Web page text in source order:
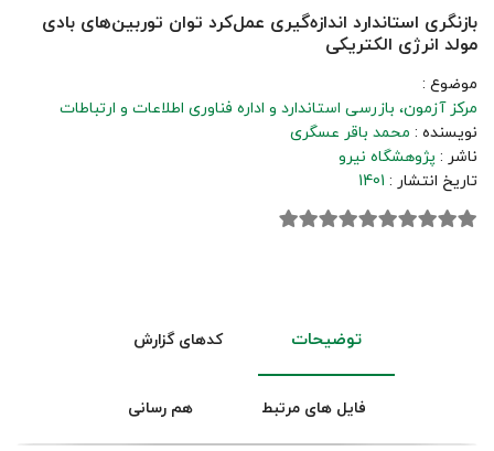
بازنگری استاندارد اندازه‌گیری عمل‌کرد توان توربین‌های بادی
مولد انرژی الکتریکی
موضوع :
مرکز آزمون، بازرسی استاندارد و اداره فناوری اطلاعات و ارتباطات
نویسنده : محمد باقر عسگری
ناشر : پژوهشگاه نیرو
تاریخ انتشار : 1401
توضیحات کدهای گزارش
فایل های مرتبط هم رسانی